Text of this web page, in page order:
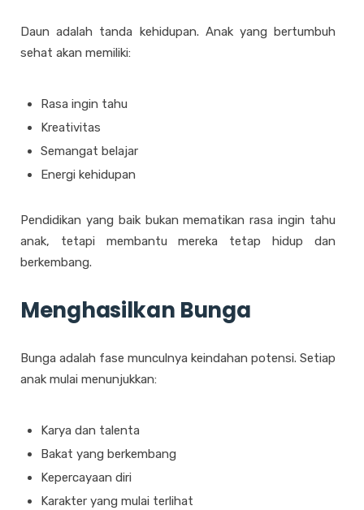
Daun adalah tanda kehidupan. Anak yang bertumbuh
sehat akan memiliki:
Rasa ingin tahu
Kreativitas
Semangat belajar
Energi kehidupan
Pendidikan yang baik bukan mematikan rasa ingin tahu
anak, tetapi membantu mereka tetap hidup dan
berkembang.
Menghasilkan Bunga
Bunga adalah fase munculnya keindahan potensi. Setiap
anak mulai menunjukkan:
Karya dan talenta
Bakat yang berkembang
Kepercayaan diri
Karakter yang mulai terlihat